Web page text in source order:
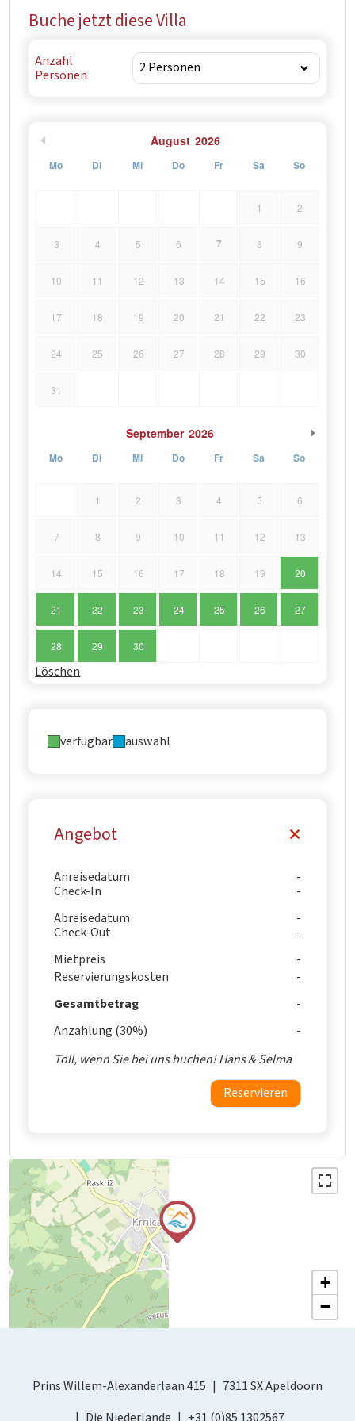
Buche jetzt diese Villa
Anzahl
Personen
August 2026
Mo Di Mi Do Fr Sa So
1 2
3 4 5 6 7 8 9
10 11 12 13 14 15 16
17 18 19 20 21 22 23
24 25 26 27 28 29 30
31
September 2026
Mo Di Mi Do Fr Sa So
1 2 3 4 5 6
7 8 9 10 11 12 13
14 15 16 17 18 19 20
21 22 23 24 25 26 27
28 29 30
Löschen
verfügbar auswahl
Angebot
Anreisedatum
Check-In
Abreisedatum
Check-Out
Mietpreis
Reservierungskosten
Gesamtbetrag
Anzahlung (30%)
Toll, wenn Sie bei uns buchen! Hans & Selma
Reservieren
+
−
Prins Willem-Alexanderlaan 415
7311 SX Apeldoorn
Die Niederlande
+31 (0)85 1302567